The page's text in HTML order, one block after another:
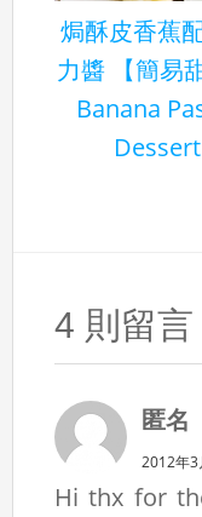
焗酥皮香蕉
力醬 【簡易
Banana
Dessert
4 則留言
匿名
2012年3
Hi thx for